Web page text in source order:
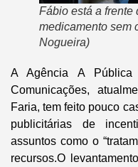
Fábio está a frente
medicamento sem
Nogueira)
A Agência A
Comunicações,
Faria, tem feito pouco
publicitárias de
assuntos como o
recursos.O